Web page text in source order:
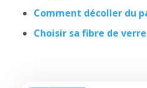
Comment décoller du
Choisir sa fibre de verre